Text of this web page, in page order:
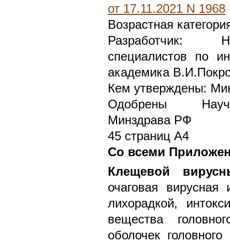
от 17.11.2021 N 1968
Возрастная
Разработчик:
специалистов по
академика
Кем утверждены:
Одобрены
Минздрава РФ
45 страниц А4
Со всеми
Клещевой
очаговая вирусная
лихорадкой,
вещества
оболочек